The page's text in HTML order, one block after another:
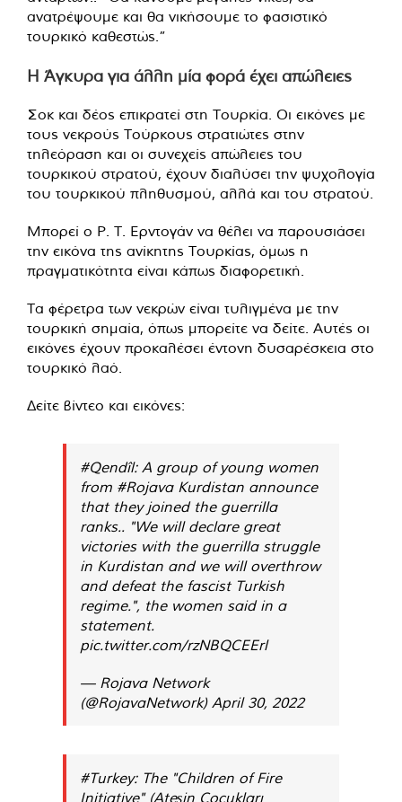
ανατρέψουμε και θα νικήσουμε το φασιστικό
τουρκικό καθεστώς.”
Η Άγκυρα για άλλη μία φορά έχει απώλειες
Σοκ και δέος επικρατεί στη Τουρκία. Οι εικόνες με
τους νεκρούς Τούρκους στρατιώτες στην
τηλεόραση και οι συνεχείς απώλειες του
τουρκικού στρατού, έχουν διαλύσει την ψυχολογία
του τουρκικού πληθυσμού, αλλά και του στρατού.
Mπορεί ο Ρ. Τ. Ερντογάν να θέλει να παρουσιάσει
την εικόνα της ανίκητης Τουρκίας, όμως η
πραγματικότητα είναι κάπως διαφορετική.
Τα φέρετρα των νεκρών είναι τυλιγμένα με την
τουρκική σημαία, όπως μπορείτε να δείτε. Αυτές οι
εικόνες έχουν προκαλέσει έντονη δυσαρέσκεια στο
τουρκικό λαό.
Δείτε βίντεο και εικόνες:
#Qendîl: A group of young women
from #RojavaKurdistan announce
that they joined the guerrilla
ranks.. "We will declare great
victories with the guerrilla struggle
in Kurdistan and we will overthrow
and defeat the fascist Turkish
regime.", the women said in a
statement.
pic.twitter.com/rzNBQCEErl
— Rojava Network
(@RojavaNetwork) April 30, 2022
#Turkey: The "Children of Fire
Initiative" (Ateşin Çocukları